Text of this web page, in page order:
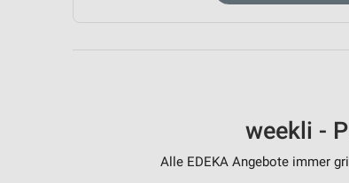
weekli -
Alle EDEKA Angebote immer